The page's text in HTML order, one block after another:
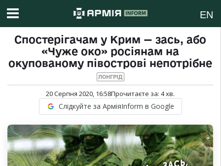
EN
Спостерігачам у Крим — зась, або
«Чуже око» росіянам на
окупованому півострові непотрібне
ЛОНГРІД
20 Серпня 2020, 16:58Прочитаєте за: 4хв.
Слідкуйте за АрміяInform в Google